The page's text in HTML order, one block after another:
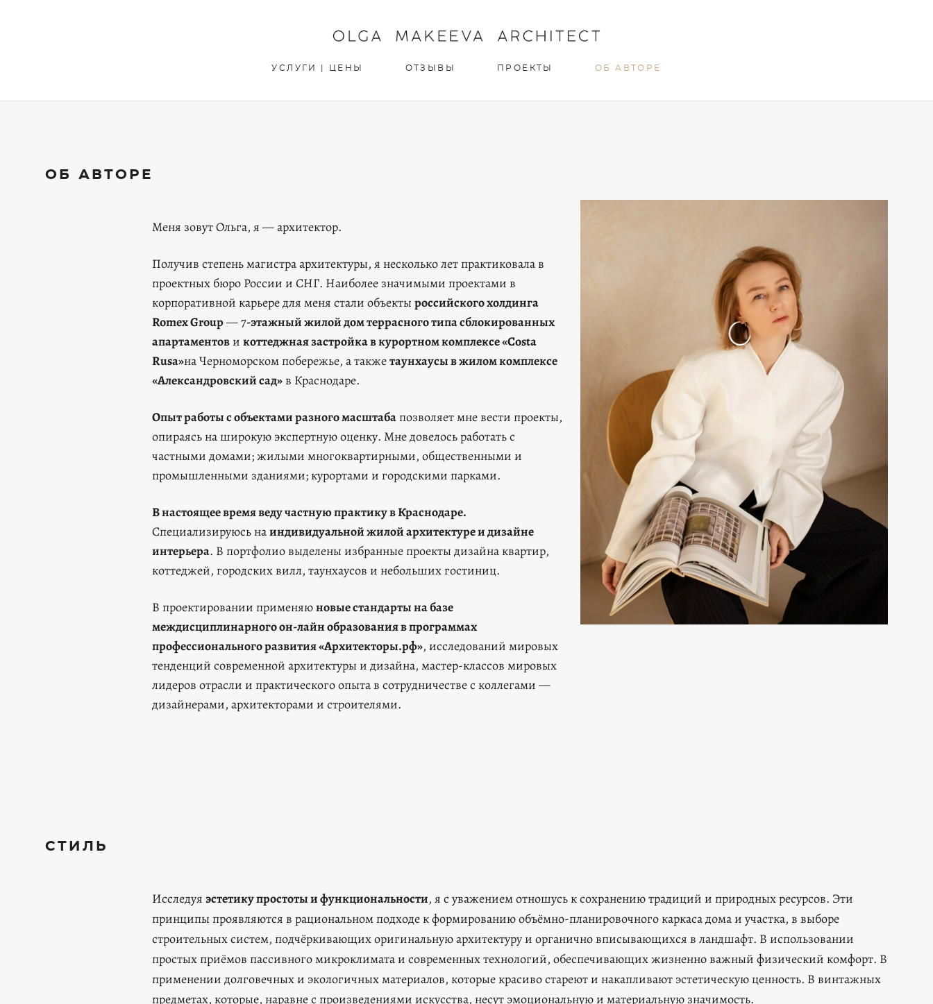
УСЛУГИ | ЦЕНЫ ОТЗЫВЫ ПРОЕКТЫ ОБ АВТОРЕ
ОБ АВТОРЕ
Меня зовут Ольга, я — архитектор.
Получив степень магистра архитектуры, я несколько лет практиковала в
проектных бюро России и СНГ. Наиболее значимыми проектами в
корпоративной карьере для меня стали объектыроссийского холдинга
Romex Group— 7-этажный жилой дом террасного типа сблокированных
апартаментов икоттеджная застройка в курортном комплексе «Сosta
Rusa»на Черноморском побережье, а такжетаунхаусы в жилом комплексе
«Александровский сад»в Краснодаре.
Опыт работы с объектами разного масштаба позволяет мне вести проекты,
опираясь на широкую экспертную оценку. Мне довелось работать с
частными домами; жилыми многоквартирными, общественными и
промышленными зданиями; курортами и городскими парками.
В настоящее время веду частную практику в Краснодаре.
Специализируюсь наиндивидуальной жилой архитектуре идизайне
интерьера. В портфолио выделены избранные проекты дизайна квартир,
коттеджей, городских вилл, таунхаусов и небольших гостиниц.
В проектировании применяюновые стандарты на базе
междисциплинарного он-лайн образования в программах
профессионального развития «Архитекторы.рф», исследований мировых
тенденций современной архитектуры и дизайна, мастер-классов мировых
лидеров отрасли и практического опыта в сотрудничестве с коллегами —
дизайнерами, архитекторами и строителями.
СТИЛЬ
Исследуяэстетику простоты и функциональности, я с уважением отношусь к сохранению традиций и природных ресурсов. Эти
принципы проявляются в рациональном подходе к формированию объёмно-планировочного каркаса дома и участка, в выборе
строительных систем, подчёркивающих оригинальную архитектуру и органично вписывающихся в ландшафт. В использовании
простых приёмов пассивного микроклимата и современных технологий, обеспечивающих жизненно важный физический комфорт. В
применении долговечных и экологичных материалов, которые красиво стареют и накапливают эстетическую ценность. В винтажных
предметах, которые, наравне с произведениями искусства, несут эмоциональную и материальную значимость.